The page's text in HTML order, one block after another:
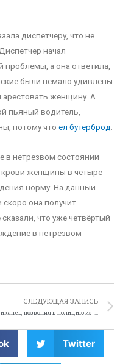
диспетчеру, что не
начал
проблемы, а она ответила,
были немало удивлены
женщину. А
пьяный водитель,
потому что ел бутерброд
в нетрезвом состоянии –
крови женщины в четыре
норму. На данный
она получит
что уже четвёртый
в нетрезвом
СЛЕДУЮЩАЯ ЗАПИСЬ
Американец позвонил в полицию из-за бутербродов
Twitter